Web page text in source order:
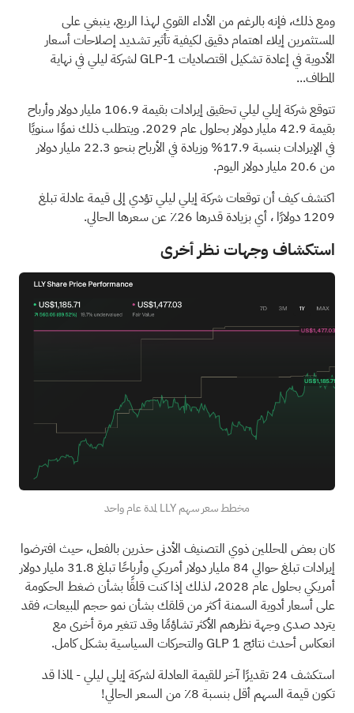
ومع ذلك، فإنه بالرغم من الأداء القوي لهذا الربع، ينبغي على
المستثمرين إيلاء اهتمام دقيق لكيفية تأثير تشديد إصلاحات أسعار
الأدوية في إعادة تشكيل اقتصاديات GLP-1 لشركة ليلي في نهاية
المطاف...
تتوقع شركة إيلي ليلي تحقيق إيرادات بقيمة 106.9 مليار دولار وأرباح
بقيمة 42.9 مليار دولار بحلول عام 2029. ويتطلب ذلك نموًا سنويًا
في الإيرادات بنسبة 17.9% وزيادة في الأرباح بنحو 22.3 مليار دولار
من 20.6 مليار دولار اليوم.
اكتشف كيف أن توقعات شركة إيلي ليلي تؤدي إلى قيمة عادلة تبلغ
1209 دولارًا
، أي بزيادة قدرها 26٪ عن سعرها الحالي.
استكشاف وجهات نظر أخرى
مخطط سعر سهم LLY لمدة عام واحد
كان بعض المحللين ذوي التصنيف الأدنى حذرين بالفعل، حيث افترضوا
إيرادات تبلغ حوالي 84 مليار دولار أمريكي وأرباحًا تبلغ 31.8 مليار دولار
أمريكي بحلول عام 2028، لذلك إذا كنت قلقًا بشأن ضغط الحكومة
على أسعار أدوية السمنة أكثر من قلقك بشأن نمو حجم المبيعات، فقد
يتردد صدى وجهة نظرهم الأكثر تشاؤمًا وقد تتغير مرة أخرى مع
انعكاس أحدث نتائج GLP 1 والتحركات السياسية بشكل كامل.
استكشف 24 تقديرًا آخر للقيمة العادلة لشركة إيلي ليلي
- لماذا قد
تكون قيمة السهم أقل بنسبة 8٪ من السعر الحالي!